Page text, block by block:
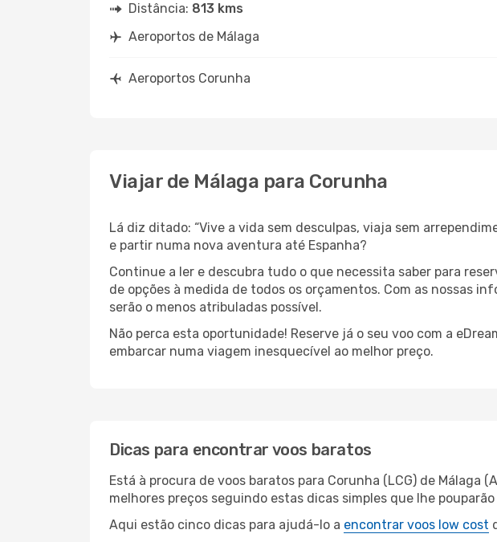
Distância: 813 kms
Aeroportos de Málaga
Aeroportos Corunha
Viajar de Málaga para Corunha
Lá diz ditado: “Vive a vida sem desculpas, viaja sem
e partir numa nova aventura até Espanha?
Continue a ler e descubra tudo o que necessita saber para
de opções à medida de todos os orçamentos. Com as nossas
serão o menos atribuladas possível.
Não perca esta oportunidade! Reserve já o seu voo com a
embarcar numa viagem inesquecível ao melhor preço.
Dicas para encontrar voos baratos
Está à procura de voos baratos para Corunha (LCG) de Málaga
melhores preços seguindo estas dicas simples que lhe
Aqui estão cinco dicas para ajudá-lo a encontrar voos low cost